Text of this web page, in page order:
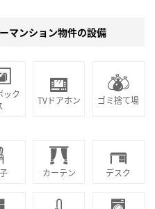
マンション物件の設備
ック
TVドアホン ゴミ捨て場
カーテン デスク